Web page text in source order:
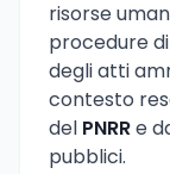
risorse
procedure
degli atti
contesto
del PNRRe
pubblici.